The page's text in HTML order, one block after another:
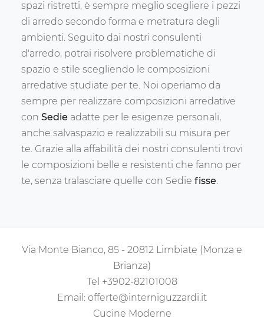
spazi ristretti, è sempre meglio scegliere i pezzi
di arredo secondo forma e metratura degli
ambienti. Seguito dai nostri consulenti
d'arredo, potrai risolvere problematiche di
spazio e stile scegliendo le composizioni
arredative studiate per te. Noi operiamo da
sempre per realizzare composizioni arredative
con Sedie adatte per le esigenze personali,
anche salvaspazio e realizzabili su misura per
te. Grazie alla affabilità dei nostri consulenti trovi
le composizioni belle e resistenti che fanno per
te, senza tralasciare quelle con Sedie fisse.
Via Monte Bianco, 85 - 20812 Limbiate (Monza e
Brianza)
Tel +3902-82101008
Email: offerte@interniguzzardi.it
Cucine Moderne